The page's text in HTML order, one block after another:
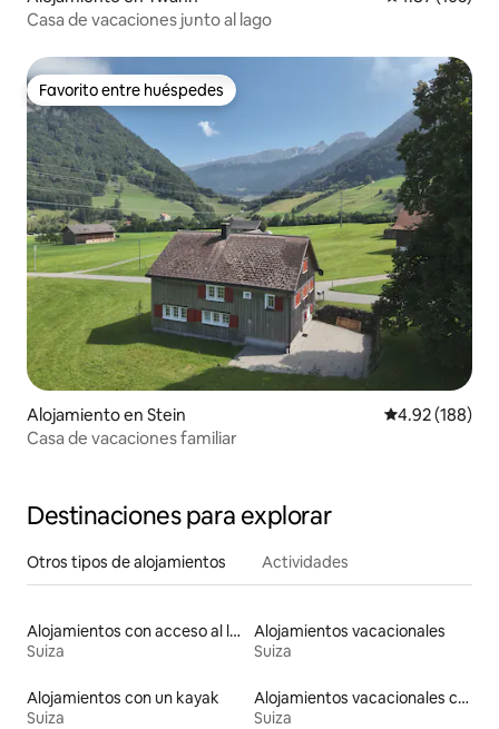
Casa de vacaciones junto al lago
Favorito entre huéspedes
Favorito entre huéspedes
Alojamiento en Stein Calificación
4.92 (188)
Casa de vacaciones familiar
Destinaciones para explorar
Otros tipos de alojamientos Actividades
Alojamientos con acceso al lago
Suiza
Alojamientos vacacionales
Suiza
Alojamientos con un kayak
Suiza
Alojamientos vacacionales con piscina
Suiza